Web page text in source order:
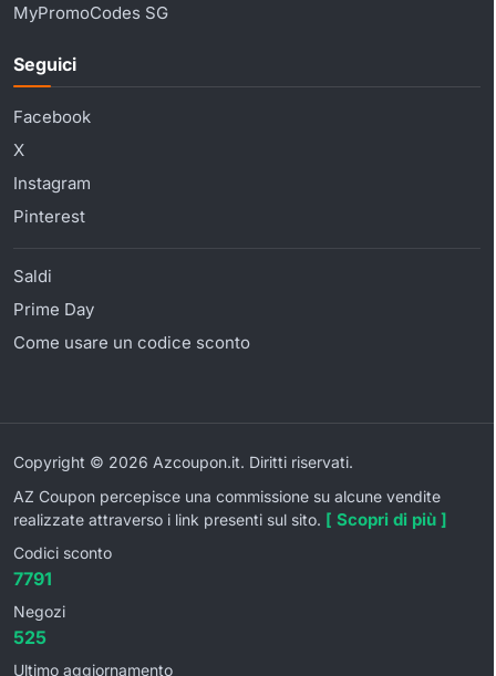
MyPromoCodes SG
Seguici
Facebook
X
Instagram
Pinterest
Saldi
Prime Day
Come usare un codice sconto
Copyright © 2026 Azcoupon.it. Diritti riservati.
AZ Coupon percepisce una commissione su alcune vendite
realizzate attraverso i link presenti sul sito. [ Scopri di più ]
Codici sconto
7791
Negozi
525
Ultimo aggiornamento